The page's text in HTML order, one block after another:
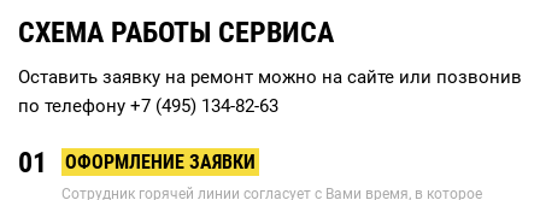
СХЕМА РАБОТЫ СЕРВИСА
Оставить заявку на ремонт можно на сайте или позвонив
по телефону +7 (495) 134-82-63
01 ОФОРМЛЕНИЕ ЗАЯВКИ
Сотрудник горячей линии согласует с Вами время, в которое